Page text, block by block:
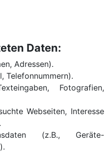
Daten:
Adressen).
Telefonnummern).
Fotografien,
Webseiten, Interesse
(z.B., Geräte-